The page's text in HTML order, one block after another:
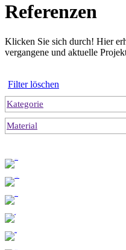
Referenzen
Klicken Sie sich durch! Hier
vergangene und aktuelle
Filter löschen
Kategorie
Material